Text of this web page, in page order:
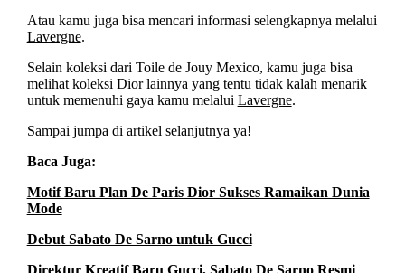
Atau kamu juga bisa mencari informasi selengkapnya melalui
Lavergne.
Selain koleksi dari Toile de Jouy Mexico, kamu juga bisa
melihat koleksi Dior lainnya yang tentu tidak kalah menarik
untuk memenuhi gaya kamu melalui Lavergne.
Sampai jumpa di artikel selanjutnya ya!
Baca Juga:
Motif Baru Plan De Paris Dior Sukses Ramaikan Dunia
Mode
Debut Sabato De Sarno untuk Gucci